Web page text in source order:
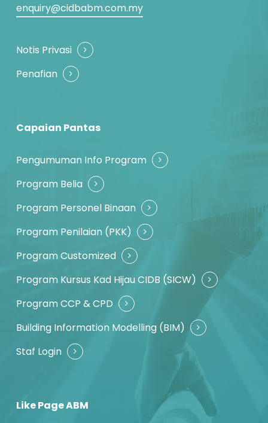
enquiry@cidbabm.com.my
Notis Privasi
Penafian
Capaian Pantas
Pengumuman Info Program
Program Belia
Program Personel Binaan
Program Penilaian (PKK)
Program Customized
Program Kursus Kad Hijau CIDB (SICW)
Program CCP & CPD
Building Information Modelling (BIM)
Staf Login
Like Page ABM